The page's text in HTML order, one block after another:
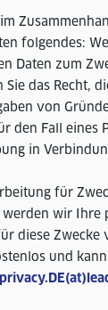
folgendes:
Daten zum
das Recht,
von
den Fall eines
in
für
wir Ihre
diese Zwecke
und